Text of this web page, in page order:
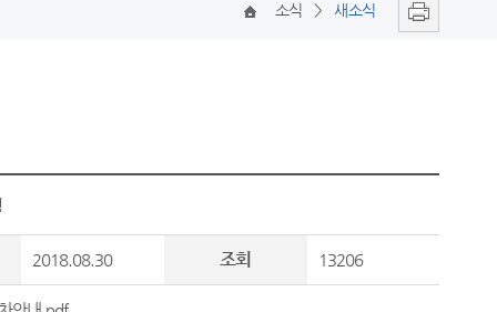
소식 > 새소식
2018.08.30 조회 13206